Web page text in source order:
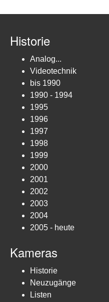
Historie
Analog...
Videotechnik
bis 1990
1990 - 1994
1995
1996
1997
1998
1999
2000
2001
2002
2003
2004
2005 - heute
Kameras
Historie
Neuzugänge
Listen